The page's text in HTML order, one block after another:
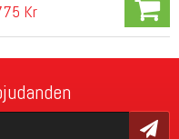
Kr
Skicka